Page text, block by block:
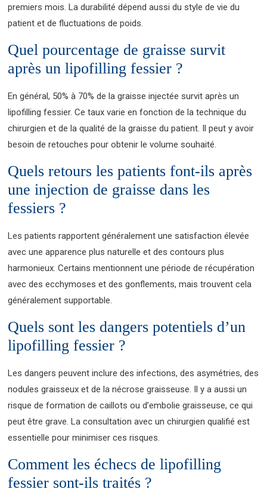
premiers mois. La durabilité dépend aussi du style de vie du
patient et de fluctuations de poids.
Quel pourcentage de graisse survit
après un lipofilling fessier ?
En général, 50% à 70% de la graisse injectée survit après un
lipofilling fessier. Ce taux varie en fonction de la technique du
chirurgien et de la qualité de la graisse du patient. Il peut y avoir
besoin de retouches pour obtenir le volume souhaité.
Quels retours les patients font-ils après
une injection de graisse dans les
fessiers ?
Les patients rapportent généralement une satisfaction élevée
avec une apparence plus naturelle et des contours plus
harmonieux. Certains mentionnent une période de récupération
avec des ecchymoses et des gonflements, mais trouvent cela
généralement supportable.
Quels sont les dangers potentiels d’un
lipofilling fessier ?
Les dangers peuvent inclure des infections, des asymétries, des
nodules graisseux et de la nécrose graisseuse. Il y a aussi un
risque de formation de caillots ou d’embolie graisseuse, ce qui
peut être grave. La consultation avec un chirurgien qualifié est
essentielle pour minimiser ces risques.
Comment les échecs de lipofilling
fessier sont-ils traités ?